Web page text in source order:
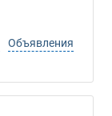
Объявления